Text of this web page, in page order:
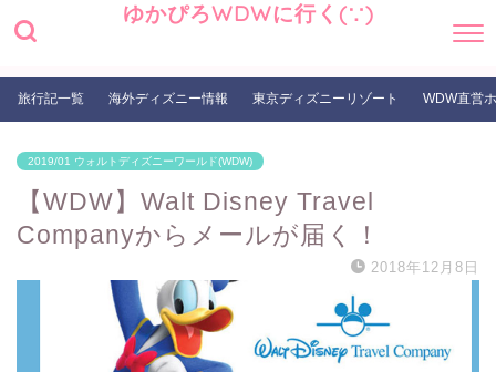
ゆかぴろWDWに行く(∵)
旅行記一覧 海外ディズニー情報 東京ディズニーリゾート WDW直営
2019/01 ウォルトディズニーワールド(WDW)
【WDW】Walt Disney Travel
Companyからメールが届く！
2018年12月8日